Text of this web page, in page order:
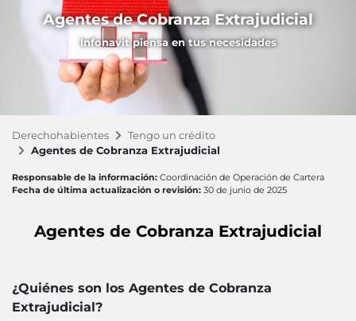
Agentes de Cobranza Extrajudicial
Infonavit piensa en tus necesidades
Derechohabientes
Tengo un crédito
Agentes de Cobranza Extrajudicial
Responsable de la información: Coordinación de Operación de Cartera
Fecha de última actualización o revisión: 30 de junio de 2025
Agentes de Cobranza Extrajudicial
¿Quiénes son los Agentes de Cobranza
Extrajudicial?